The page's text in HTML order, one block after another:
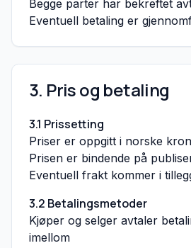
Begge parter har bekreftet
Eventuell betaling er
3. Pris og betaling
3.1 Prissetting
Priser er oppgitt i norske
Prisen er bindende på
Eventuell frakt kommer i
3.2 Betalingsmetoder
Kjøper og selger avtaler
imellom